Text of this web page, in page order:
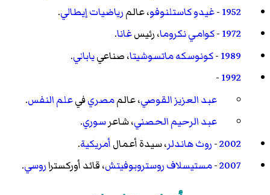
1952
-غيدو كاستلنوفو، عالمرياضياتإيطالي.
1972
-كوامي نكروما، رئيسغانا.
1989
-كونوسكه ماتسوشيتا، صناعيياباني.
1992
-
عبد العزيز القوصي، عالممصريفيعلم النفس.
عبد الرحيم الحصني، شاعرسوري.
2002
-روث هاندلر، سيدة أعمالأمريكية.
2007
-مستيسلاف روستروبوفيتش، قائد أوركستراروسي.